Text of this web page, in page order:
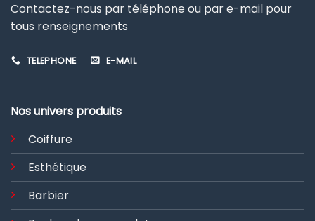
Contactez-nous par téléphone ou par e-mail pour
tous renseignements
TELEPHONE E-MAIL
Nos univers produits
Coiffure
Esthétique
Barbier